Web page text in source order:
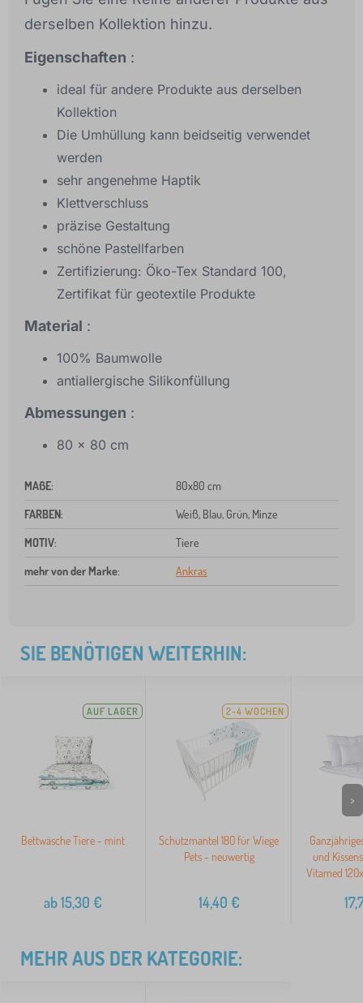
derselben Kollektion hinzu.
Eigenschaften :
ideal für andere Produkte aus derselben
Kollektion
Die Umhüllung kann beidseitig verwendet
werden
sehr angenehme Haptik
Klettverschluss
präzise Gestaltung
schöne Pastellfarben
Zertifizierung: Öko-Tex Standard 100,
Zertifikat für geotextile Produkte
Material :
100% Baumwolle
antiallergische Silikonfüllung
Abmessungen :
80 x 80 cm
MAßE: 80x80 cm
FARBEN: Weiß, Blau, Grün, Minze
MOTIV: Tiere
mehr von der Marke: Ankras
SIE BENÖTIGEN WEITERHIN:
AUF LAGER
Bettwäsche Tiere - mint
ab15,30 €
2-4 WOCHEN
Schutzmantel 180 für Wiege
Pets - neuwertig
14,40 €
und
Vitamed
>
MEHR AUS DER KATEGORIE: